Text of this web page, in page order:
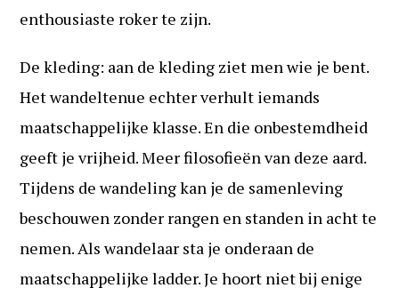
enthousiaste roker te zijn.
De kleding: aan de kleding ziet men wie je bent.
Het wandeltenue echter verhult iemands
maatschappelijke klasse. En die onbestemdheid
geeft je vrijheid. Meer filosofieën van deze aard.
Tijdens de wandeling kan je de samenleving
beschouwen zonder rangen en standen in acht te
nemen. Als wandelaar sta je onderaan de
maatschappelijke ladder. Je hoort niet bij enige